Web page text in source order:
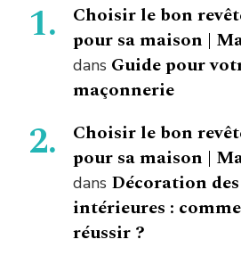
Choisir le bon
pour sa maison |
dans Guide pour
maçonnerie
Choisir le bon
pour sa maison |
dans Décoration
intérieures :
réussir ?